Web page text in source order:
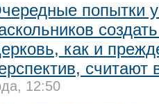
попытки
как и
12:50